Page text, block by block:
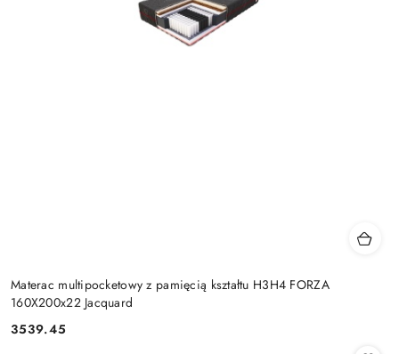
Materac multipocketowy z pamięcią kształtu H3H4 FORZA
160X200x22 Jacquard
Cena:
3539.45